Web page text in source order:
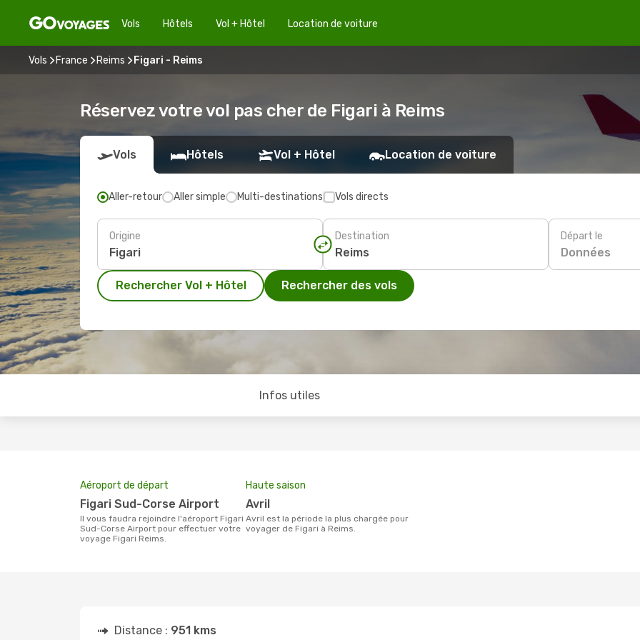
Vols Hôtels Vol + Hôtel Location de voiture
Vols France Reims Figari - Reims
Réservez votre vol pas cher de Figari à Reims
Vols Hôtels Vol + Hôtel Location de voiture
Aller-retour Aller simple Multi-destinations Vols directs
Origine Destination Départ le
Données
Rechercher Vol + Hôtel Rechercher des vols
Infos utiles
Aéroport de départ
Figari Sud-Corse Airport
Il vous faudra rejoindre l'aéroport Figari
Sud-Corse Airport pour effectuer votre
voyage Figari Reims.
Haute saison
avril
avril est la période la plus chargée pour
voyager de Figari à Reims.
Distance : 951 kms